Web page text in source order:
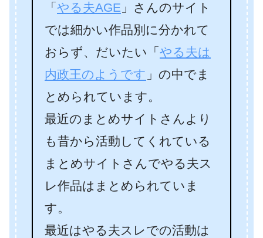
「 やる夫AGE 」さんのサイト
では細かい作品別に分かれて
おらず、だいたい「 やる夫は
内政王のようです 」の中でま
とめられています。
最近のまとめサイトさんより
も昔から活動してくれている
まとめサイトさんでやる夫ス
レ作品はまとめられていま
す。
最近はやる夫スレでの活動は